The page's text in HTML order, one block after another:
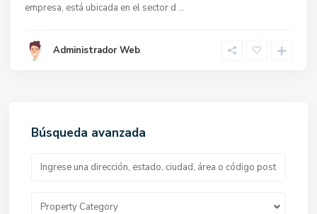
empresa, está ubicada en el sector d ...
Administrador Web
Búsqueda avanzada
Property Category